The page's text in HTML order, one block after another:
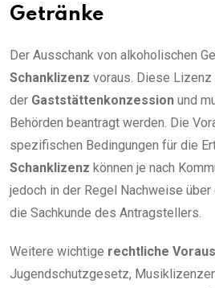
Getränke
Der Ausschank von alkoholischen
Schanklizenz voraus. Diese
der Gaststättenkonzession und
Behörden beantragt werden. Die
spezifischen Bedingungen für die
Schanklizenz können je nach
jedoch in der Regel Nachweise
die Sachkunde des Antragstellers.
Weitere wichtige rechtliche
Jugendschutzgesetz,